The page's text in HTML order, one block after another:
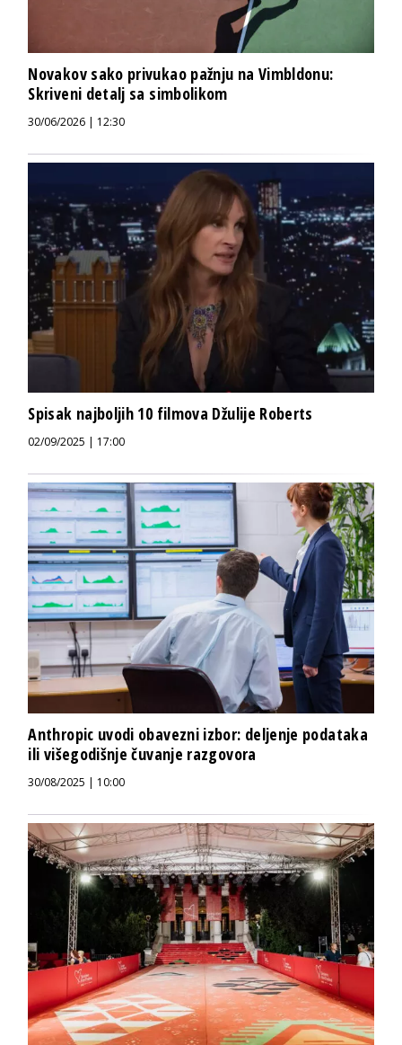
Novakov sako privukao pažnju na Vimbldonu:
Skriveni detalj sa simbolikom
30/06/2026 | 12:30
Spisak najboljih 10 filmova Džulije Roberts
02/09/2025 | 17:00
Anthropic uvodi obavezni izbor: deljenje podataka
ili višegodišnje čuvanje razgovora
30/08/2025 | 10:00